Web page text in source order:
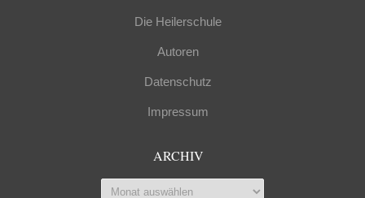
Die Heilerschule
Autoren
Datenschutz
Impressum
ARCHIV